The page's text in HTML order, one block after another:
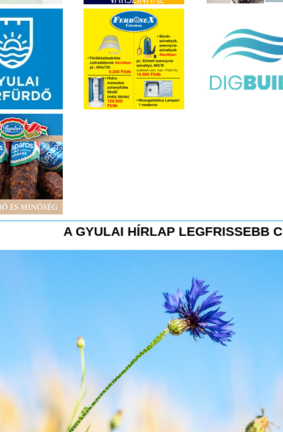
A GYULAI HÍRLAP LEGFRISSEBB